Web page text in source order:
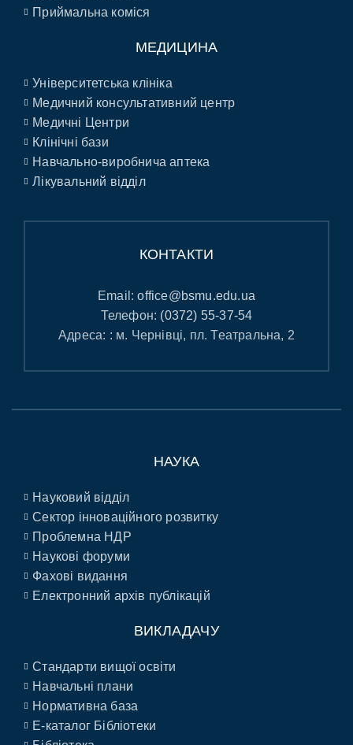
Приймальна коміся
МЕДИЦИНА
Університетська клініка
Медичний консультативний центр
Медичні Центри
Клінічні бази
Навчально-виробнича аптека
Лікувальний відділ
КОНТАКТИ
Email:office@bsmu.edu.ua
Телефон: (0372) 55-37-54
Адреса: : м. Чернівці, пл. Театральна, 2
НАУКА
Науковий відділ
Сектор інноваційного розвитку
Проблемна НДР
Наукові форуми
Фахові видання
Електронний архів публікацій
ВИКЛАДАЧУ
Стандарти вищої освіти
Навчальні плани
Нормативна база
E-каталог Бібліотеки